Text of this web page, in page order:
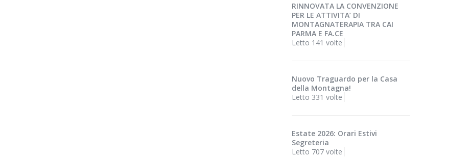
RINNOVATA LA CONVENZIONE
PER LE ATTIVITA’ DI
MONTAGNATERAPIA TRA CAI
PARMA E FA.CE
Letto 141 volte
Nuovo Traguardo per la Casa
della Montagna!
Letto 331 volte
Estate 2026: Orari Estivi
Segreteria
Letto 707 volte